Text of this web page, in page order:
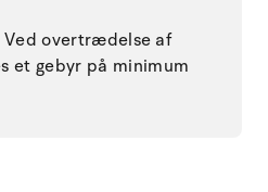
Ved overtrædelse af
et gebyr på minimum